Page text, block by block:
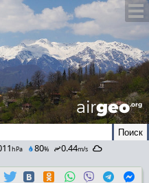
airGEO.oRg
hPa 80% 0.44m/s